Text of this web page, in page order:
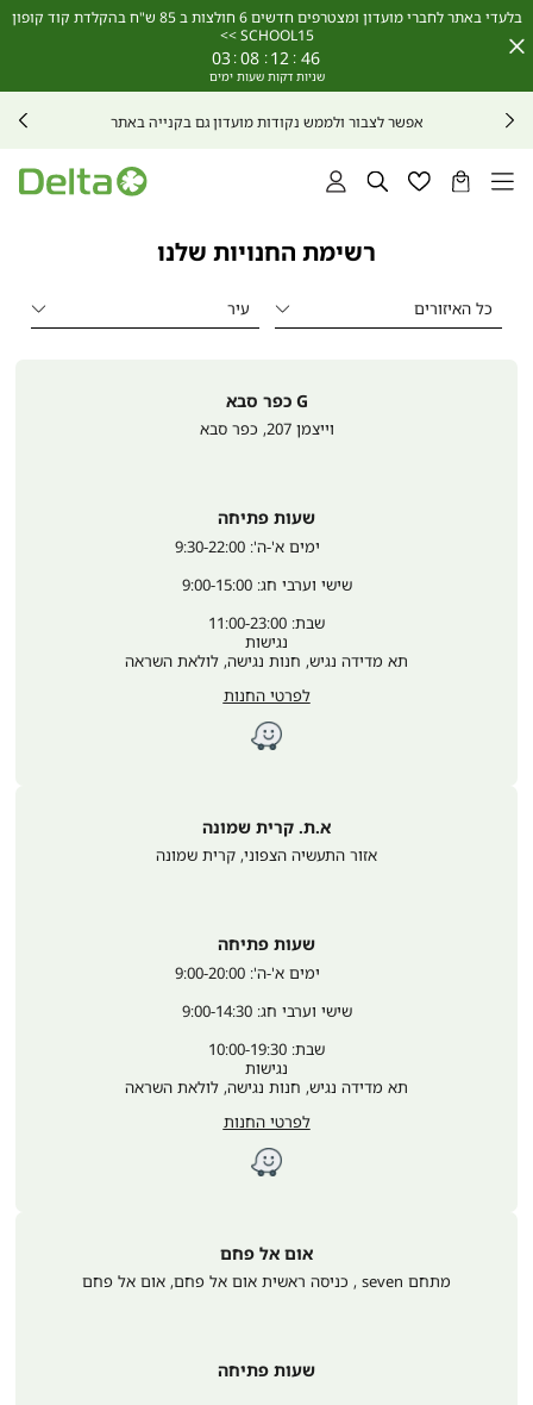
Close
בלעדי באתר לחברי מועדון ומצטרפים חדשים 6 חולצות ב 85 ש"ח בהקלדת קוד קופון
SCHOOL15 >>
03:08 :12 : 46
אפשר לצבור ולממש נקודות מועדון גם בקנייה באתר
הסל
רשימתחיפושהתחברות
רשימת החנויות שלנו
G כפר סבא
וייצמן 207 , כפר סבא
שעות פתיחה
שישי וערבי חג: 9:00-15:00
שבת: 11:00-23:00
נגישות
תא מדידה נגיש, חנות נגישה, לולאת השראה
לפרטי החנות
א.ת. קרית שמונה
אזור התעשיה הצפוני, קרית שמונה
שעות פתיחה
שישי וערבי חג: 9:00-14:30
שבת: 10:00-19:30
נגישות
תא מדידה נגיש, חנות נגישה, לולאת השראה
לפרטי החנות
אום אל פחם
מתחם seven , כניסה ראשית אום אל פחם , אום אל פחם
שעות פתיחה